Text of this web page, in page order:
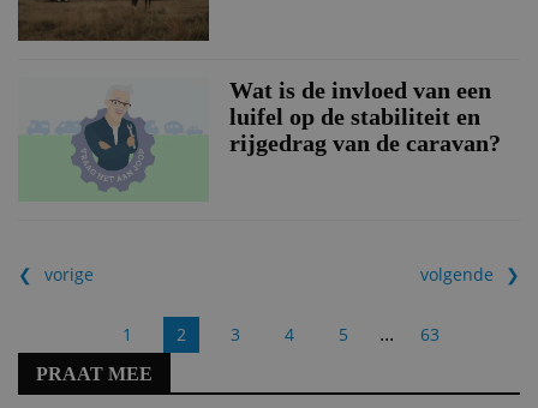
Wat is de invloed van een
luifel op de stabiliteit en
rijgedrag van de caravan?
vorige
1 2 3 4 5 ... 63
volgende
PRAAT MEE